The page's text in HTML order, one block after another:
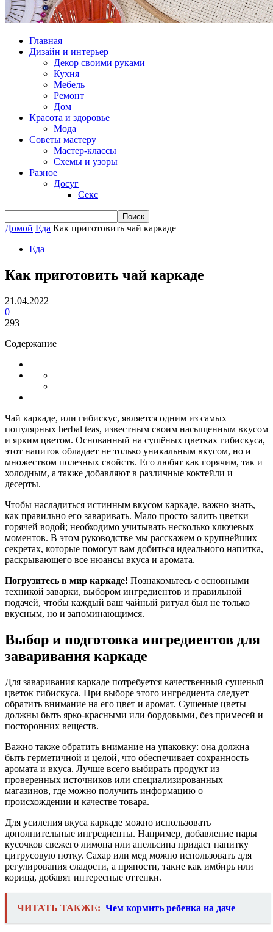
Главная
Дизайн и интерьер
Декор своими руками
Кухня
Мебель
Ремонт
Дом
Красота и здоровье
Мода
Советы мастеру
Мастер-классы
Схемы и узоры
Разное
Досуг
Секс
Домой Еда Как приготовить чай каркаде
Еда
Как приготовить чай каркаде
21.04.2022
0
293
Содержание
Чай каркаде, или гибискус, является одним из самых
популярных herbal teas, известным своим насыщенным вкусом
и ярким цветом. Основанный на сушёных цветках гибискуса,
этот напиток обладает не только уникальным вкусом, но и
множеством полезных свойств. Его любят как горячим, так и
холодным, а также добавляют в различные коктейли и
десерты.
Чтобы насладиться истинным вкусом каркаде, важно знать,
как правильно его заваривать. Мало просто залить цветки
горячей водой; необходимо учитывать несколько ключевых
моментов. В этом руководстве мы расскажем о крупнейших
секретах, которые помогут вам добиться идеального напитка,
раскрывающего все нюансы вкуса и аромата.
Погрузитесь в мир каркаде! Познакомьтесь с основными
техникой заварки, выбором ингредиентов и правильной
подачей, чтобы каждый ваш чайный ритуал был не только
вкусным, но и запоминающимся.
Выбор и подготовка ингредиентов для
заваривания каркаде
Для заваривания каркаде потребуется качественный сушеный
цветок гибискуса. При выборе этого ингредиента следует
обратить внимание на его цвет и аромат. Сушеные цветы
должны быть ярко-красными или бордовыми, без примесей и
посторонних веществ.
Важно также обратить внимание на упаковку: она должна
быть герметичной и целой, что обеспечивает сохранность
аромата и вкуса. Лучше всего выбирать продукт из
проверенных источников или специализированных
магазинов, где можно получить информацию о
происхождении и качестве товара.
Для усиления вкуса каркаде можно использовать
дополнительные ингредиенты. Например, добавление пары
кусочков свежего лимона или апельсина придаст напитку
цитрусовую нотку. Сахар или мед можно использовать для
регулирования сладости, а пряности, такие как имбирь или
корица, добавят интересные оттенки.
ЧИТАТЬ ТАКЖЕ: Чем кормить ребенка на даче